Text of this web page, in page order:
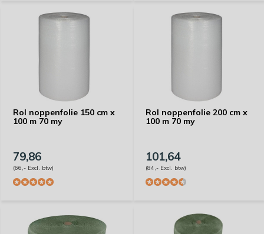
Rol noppenfolie 150 cm x
100 m 70 my
79,86
(66,- Excl. btw)
Rol noppenfolie 200 cm x
100 m 70 my
101,64
(84,- Excl. btw)